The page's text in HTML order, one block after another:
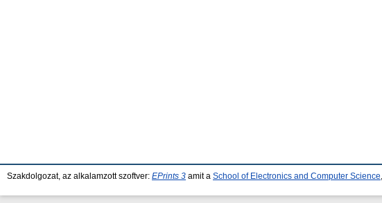
Szakdolgozat, az alkalamzott szoftver: EPrints 3 amit a School of Electronics and Computer Science